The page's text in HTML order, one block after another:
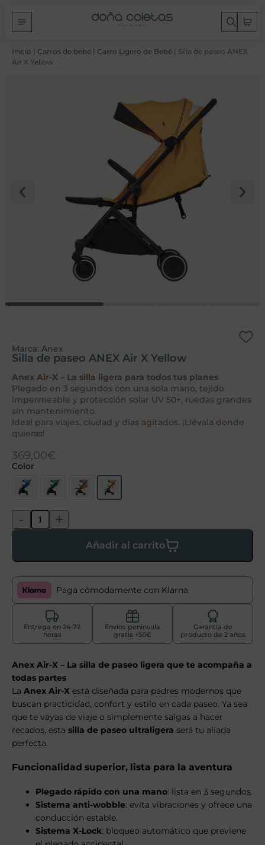
Inicio | Carros de bebé | Carro Ligero de Bebé | Silla de paseo ANEX
Air X Yellow
Marca: Anex
Silla de paseo ANEX Air X Yellow
Anex Air-X – La silla ligera para todos tus planes
Plegado en 3 segundos con una sola mano, tejido
impermeable y protección solar UV 50+, ruedas grandes
sin mantenimiento.
Ideal para viajes, ciudad y días agitados. ¡Llévala donde
quieras!
369,00€
Color
- +
Añadir al carrito
Paga cómodamente con Klarna
Entrega en 24-72
horas
Envíos península
gratis +50€
Garantía de
producto de 2 años
Anex Air-X – La silla de paseo ligera que te acompaña a
todas partes
La Anex Air-X está diseñada para padres modernos que
buscan practicidad, confort y estilo en cada paseo. Ya sea
que te vayas de viaje o simplemente salgas a hacer
recados, esta silla de paseo ultraligera será tu aliada
perfecta.
Funcionalidad superior, lista para la aventura
Plegado rápido con una mano: lista en 3 segundos.
Sistema anti-wobble: evita vibraciones y ofrece una
conducción estable.
Sistema X-Lock: bloqueo automático que previene